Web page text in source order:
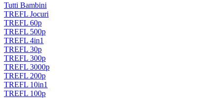
Tutti Bambini
TREFL Jocuri
TREFL 60p
TREFL 500p
TREFL 4in1
TREFL 30p
TREFL 300p
TREFL 3000p
TREFL 200p
TREFL 10in1
TREFL 100p